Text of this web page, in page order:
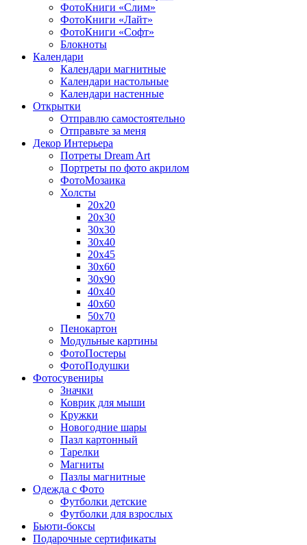
ФотоКниги «Слим»
ФотоКниги «Лайт»
ФотоКниги «Софт»
Блокноты
Календари
Календари магнитные
Календари настольные
Календари настенные
Открытки
Отправлю самостоятельно
Отправьте за меня
Декор Интерьера
Потреты Dream Art
Портреты по фото акрилом
ФотоМозаика
Холсты
20х20
20х30
30х30
30х40
20х45
30х60
30х90
40х40
40х60
50х70
Пенокартон
Модульные картины
ФотоПостеры
ФотоПодушки
Фотоcувениры
Значки
Коврик для мыши
Кружки
Новогодние шары
Пазл картонный
Тарелки
Магниты
Пазлы магнитные
Одежда с Фото
Футболки детские
Футболки для взрослых
Бьюти-боксы
Подарочные сертификаты